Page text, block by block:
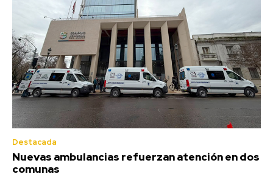
Destacada
Nuevas ambulancias refuerzan atención en dos
comunas